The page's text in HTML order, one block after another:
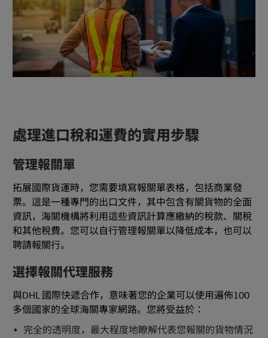
處理進口稅和運費的實用步驟
管理報關單
拓展國際貨運時，您需要填寫報關單表格，包括商業發
票。這是一種專門的出口文件，其中包含有關貨物的全面
資訊，海關機構將利用這些資訊計算應繳納的稅款、關稅
和其他稅費。您可以自行管理報關單以降低成本，也可以
聘請報關行。
選擇報關代理服務
與DHL 國際快遞合作，意味著您的企業可以使用遍佈100
多個國家的全球海關專家網路。您將受益於：
完全的透明度，最大程度地瞭解代表您報關的貨物情況